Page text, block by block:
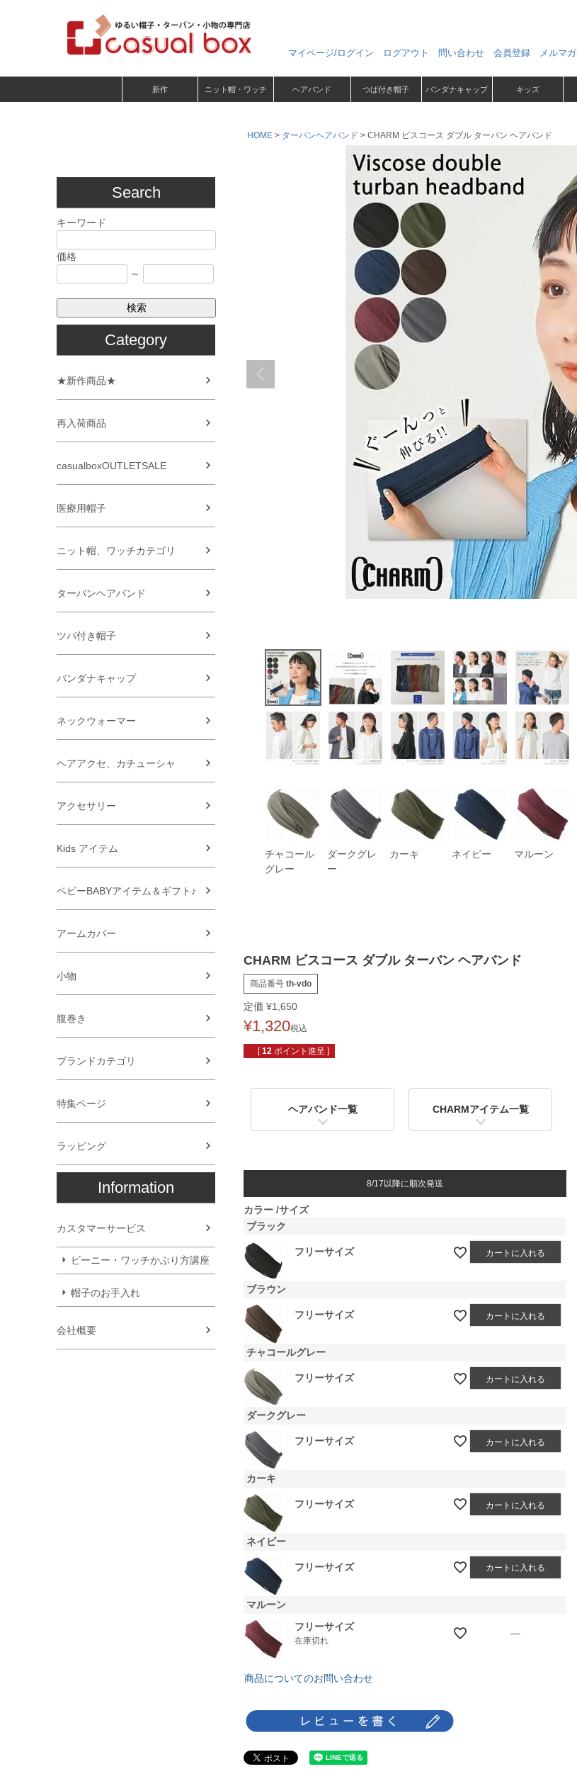
マイページ/ログイン ログアウト 問い合わせ 会員登録 メルマガ
新作 ニット帽・ワッチ ヘアバンド つば付き帽子 バンダナキャップ キッズ
Search
キーワード
価格
～
検索
Category
★新作商品★
再入荷商品
casualboxOUTLETSALE
医療用帽子
ニット帽、ワッチカテゴリ
ターバンヘアバンド
ツバ付き帽子
バンダナキャップ
ネックウォーマー
ヘアアクセ、カチューシャ
アクセサリー
Kids アイテム
ベビーBABYアイテム＆ギフト♪
アームカバー
小物
腹巻き
ブランドカテゴリ
特集ページ
ラッピング
Information
カスタマーサービス
ビーニー・ワッチかぶり方講座
帽子のお手入れ
会社概要
HOME ターバンヘアバンド CHARM ビスコース ダブル ターバン ヘアバンド
チャコール
グレー
ダークグレ
ー
カーキ ネイビー マルーン
CHARM ビスコース ダブル ターバン ヘアバンド
商品番号 th-vdo
定価 ¥1,650
¥1,320税込
[ 12 ポイント進呈 ]
ヘアバンド一覧 CHARMアイテム一覧
8/17以降に順次発送
カラー サイズ
ブラック
フリーサイズ カートに入れる
ブラウン
フリーサイズ カートに入れる
チャコールグレー
フリーサイズ カートに入れる
ダークグレー
フリーサイズ カートに入れる
カーキ
フリーサイズ カートに入れる
ネイビー
フリーサイズ カートに入れる
マルーン
フリーサイズ
在庫切れ
—
商品についてのお問い合わせ